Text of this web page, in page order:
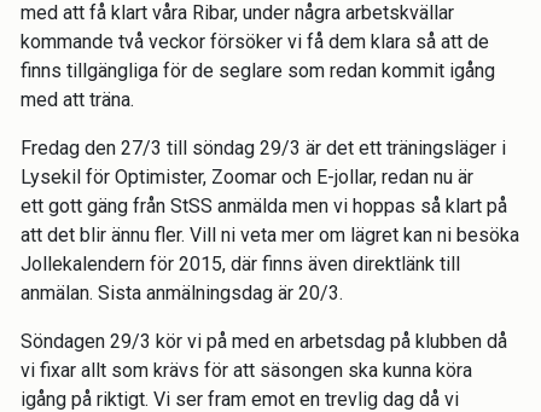
med att få klart våra Ribar, under några arbetskvällar
kommande två veckor försöker vi få dem klara så att de
finns tillgängliga för de seglare som redan kommit igång
med att träna.
Fredag den 27/3 till söndag 29/3 är det ett träningsläger i
Lysekil för Optimister, Zoomar och E-jollar, redan nu är
ett gott gäng från StSS anmälda men vi hoppas så klart på
att det blir ännu fler. Vill ni veta mer om lägret kan ni besöka
Jollekalendern för 2015, där finns även direktlänk till
anmälan. Sista anmälningsdag är 20/3.
Söndagen 29/3 kör vi på med en arbetsdag på klubben då
vi fixar allt som krävs för att säsongen ska kunna köra
igång på riktigt. Vi ser fram emot en trevlig dag då vi